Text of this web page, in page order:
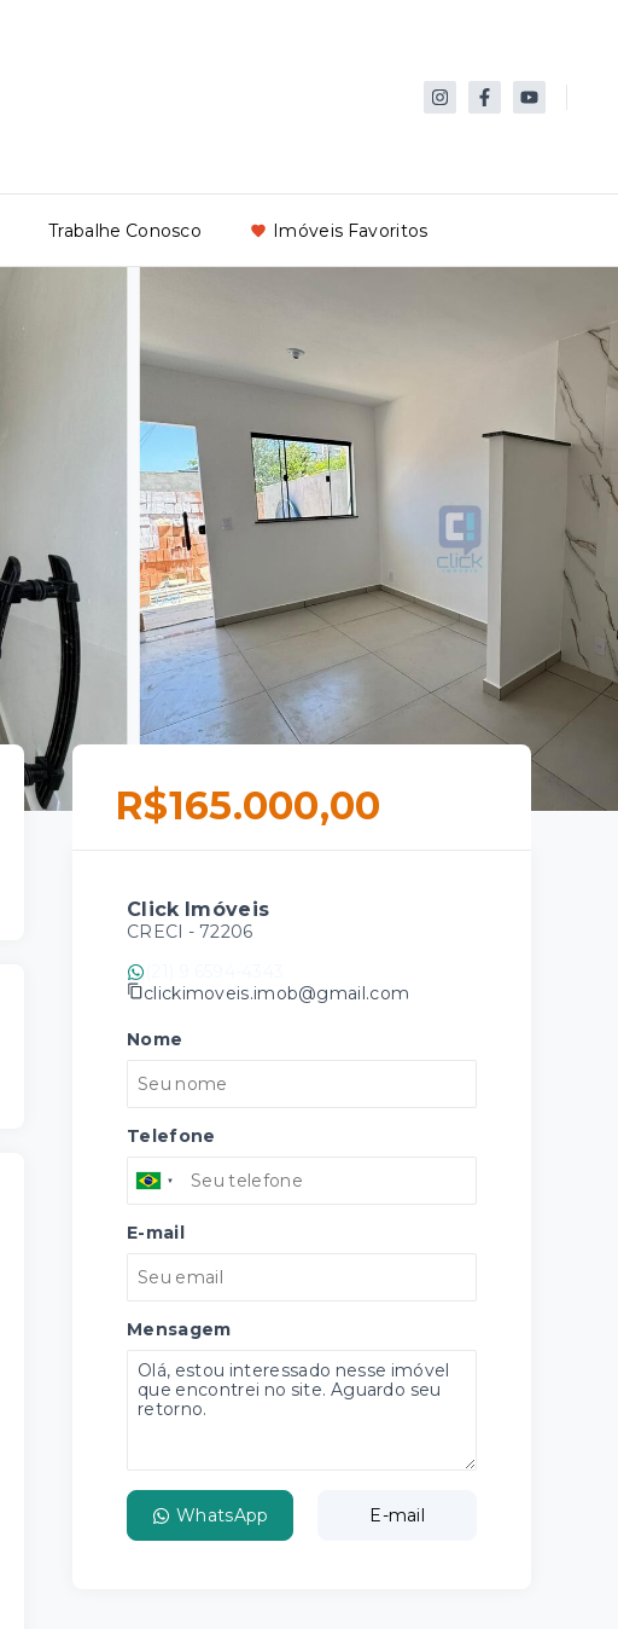
Trabalhe Conosco Imóveis Favoritos
R$165.000,00
Click Imóveis
CRECI - 72206
clickimoveis.imob@gmail.com
Nome
Telefone
E-mail
Mensagem
WhatsApp E-mail